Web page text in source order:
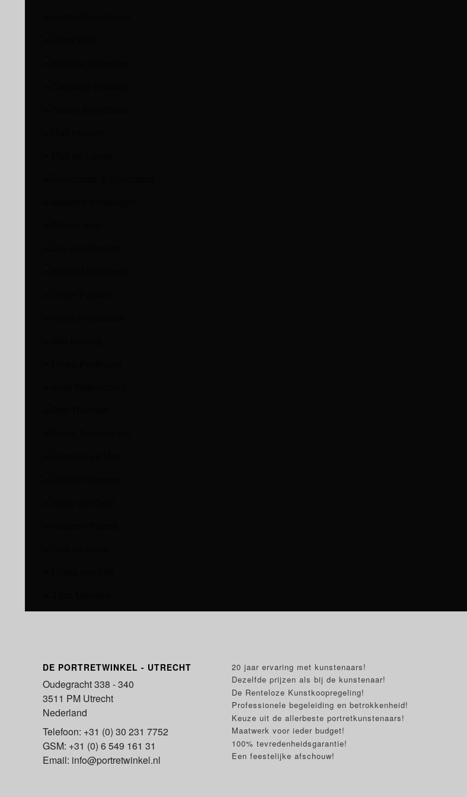
DE PORTRETWINKEL - UTRECHT
Oudegracht 338 - 340
3511 PM Utrecht
Nederland
Telefoon: +31 (0) 30 231 7752
GSM: +31 (0) 6 549 161 31
Email: info@portretwinkel.nl
20 jaar ervaring met kunstenaars!
Dezelfde prijzen als bij de kunstenaar!
De Renteloze Kunstkoopregeling!
Professionele begeleiding en betrokkenheid!
Keuze uit de allerbeste portretkunstenaars!
Maatwerk voor ieder budget!
100% tevredenheidsgarantie!
Een feestelijke afschouw!